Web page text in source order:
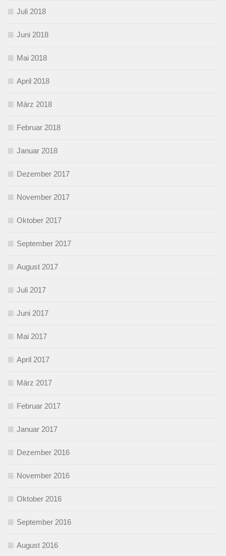
Juli 2018
Juni 2018
Mai 2018
April 2018
März 2018
Februar 2018
Januar 2018
Dezember 2017
November 2017
Oktober 2017
September 2017
August 2017
Juli 2017
Juni 2017
Mai 2017
April 2017
März 2017
Februar 2017
Januar 2017
Dezember 2016
November 2016
Oktober 2016
September 2016
August 2016